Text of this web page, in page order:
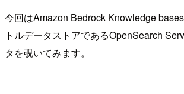
今回はAmazon Bedrock Knowledge
トルデータストアであるOpenSearch
タを覗いてみます。